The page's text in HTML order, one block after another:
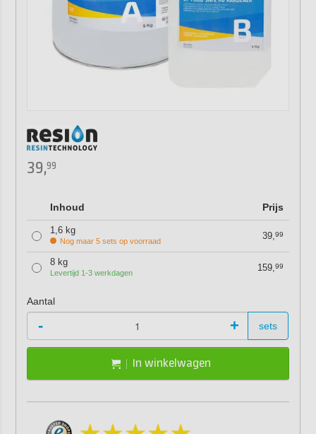
39,99
Inhoud Prijs
1,6 kg
Nog maar 5 sets op voorraad 39,99
8 kg
Levertijd 1-3 werkdagen 159,99
Aantal
- + sets
In winkelwagen